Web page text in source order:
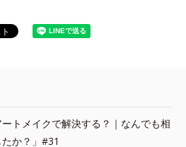
トメイクで解決する？｜なんでも相
か？」#31